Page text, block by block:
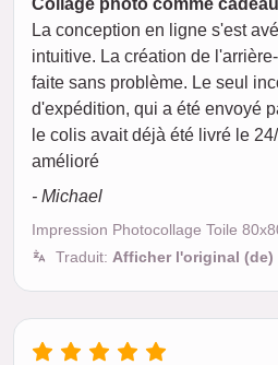
Collage photo comme
La conception en ligne s'est
intuitive. La création de
faite sans problème. Le seul
d'expédition, qui a été envoyé
le colis avait déjà été livré le
amélioré
- Michael
Impression Photocollage Toile
Traduit: Afficher l'original (de)